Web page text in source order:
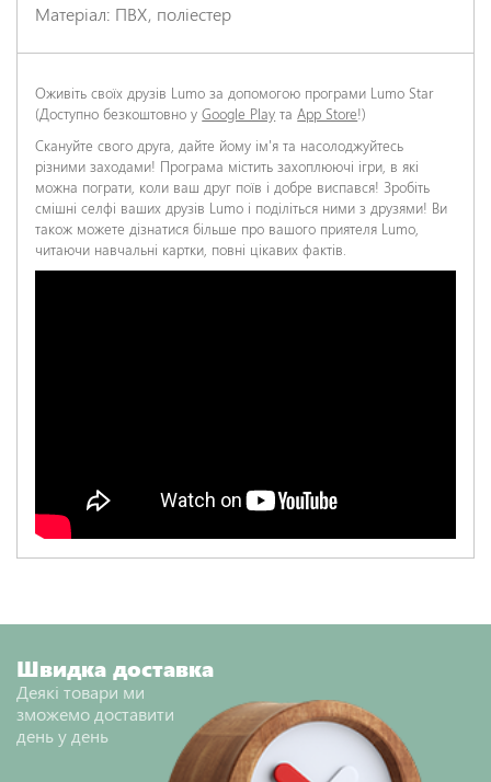
Матеріал: ПВХ, поліестер
НАДІСЛАТИ ВІДГУК
Оживіть своїх друзів Lumo за допомогою програми Lumo Star
(Доступно безкоштовно уGoogle Play таApp Store!)
Скануйте свого друга, дайте йому ім'я та насолоджуйтесь
різними заходами! Програма містить захоплюючі ігри, в які
можна пограти, коли ваш друг поїв і добре виспався! Зробіть
смішні селфі ваших друзів Lumo і поділіться ними з друзями! Ви
також можете дізнатися більше про вашого приятеля Lumo,
читаючи навчальні картки, повні цікавих фактів.
Швидка доставка
Деякі товари ми
зможемо доставити
день у день